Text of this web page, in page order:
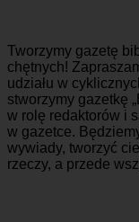
Tworzymy gazetę
chętnych!
udziału w
stworzymy gazetkę
w rolę redaktorów i
w gazetce.
wywiady, tworzyć
rzeczy, a przede